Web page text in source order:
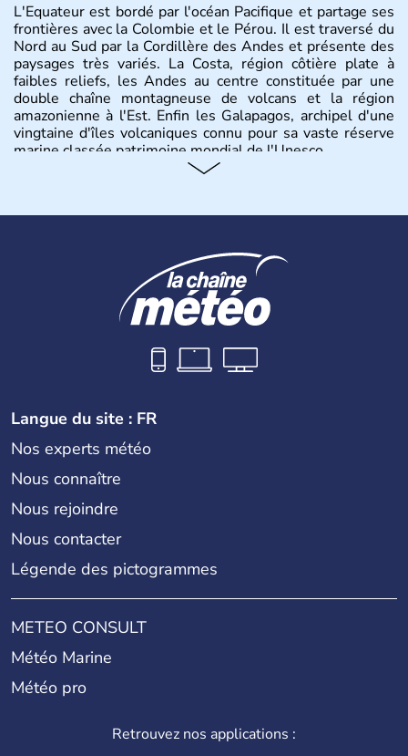
L'Equateur est bordé par l'océan Pacifique et partage ses
frontières avec la Colombie et le Pérou. Il est traversé du
Nord au Sud par la Cordillère des Andes et présente des
paysages très variés. La Costa, région côtière plate à
faibles reliefs, les Andes au centre constituée par une
double chaîne montagneuse de volcans et la région
amazonienne à l'Est. Enfin les Galapagos, archipel d'une
vingtaine d'îles volcaniques connu pour sa vaste réserve
marine classée patrimoine mondial de l'Unesco.
Langue du site : FR
Nos experts météo
Nous connaître
Nous rejoindre
Nous contacter
Légende des pictogrammes
METEO CONSULT
Météo Marine
Météo pro
Retrouvez nos applications :